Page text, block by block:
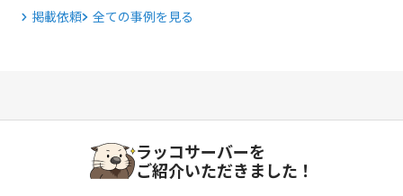
掲載依頼 全ての事例を見る
ラッコサーバーを
ご紹介いただきました！